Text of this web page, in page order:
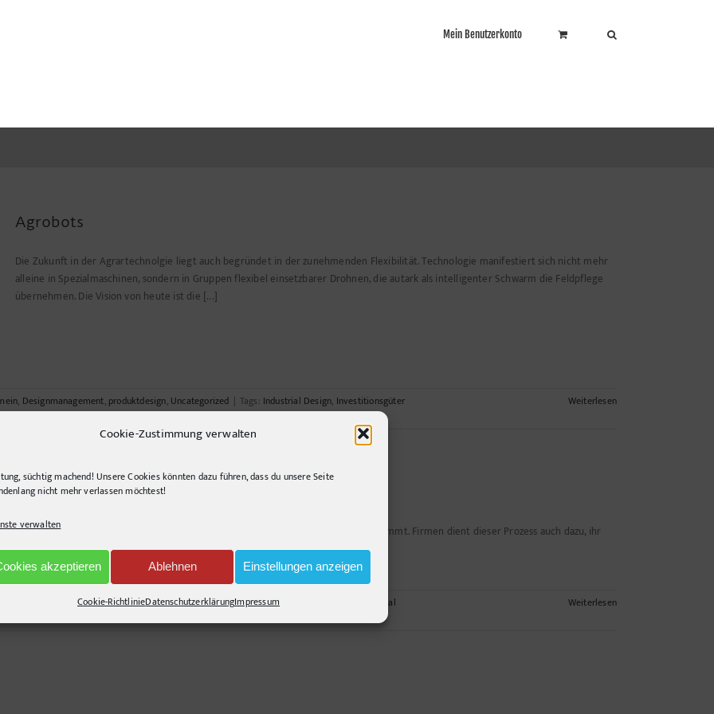
Cookie-Zustimmung verwalten
süchtig machend! Unsere Cookies könnten dazu führen, dass du unsere Seite
nicht mehr verlassen möchtest!
verwalten
akzeptieren Ablehnen Einstellungen anzeigen
Cookie-RichtlinieDatenschutzerklärungImpressum
Mein Benutzerkonto
Agrobots
Die Zukunft in der Agrartechnolgie liegt auch begründet in der zunehmenden Flexibilität. Technologie manifestiert sich nicht mehr
alleine in Spezialmaschinen, sondern in Gruppen flexibel einsetzbarer Drohnen, die autark als intelligenter Schwarm die Feldpflege
übernehmen. Die Vision von heute ist die [...]
, Designmanagement, produktdesign, Uncategorized | Tags: Industrial Design, Investitionsgüter
Weiterlesen
ein Gegenstand eine für seinen Gebrauch und sein Umfeld sinnfällige Form bekommt. Firmen dient dieser Prozess auch dazu, ihr
zu machen. Man kann [...]
Neues aus der Buchstabenfabrik.,Unter den Scanner geraten | Tags:Design
Industrial
Weiterlesen